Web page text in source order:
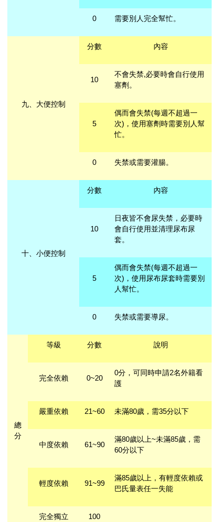
0 需要別人完全幫忙。
九、 大便控制
分數 內容
10
不會失禁,必要時會自行使用
塞劑。
5
偶而會失禁(每週不超過一
次)，使用塞劑時需要別人幫
忙。
0 失禁或需要灌腸。
十、 小便控制
分數 內容
10
日夜皆不會尿失禁，必要時
會自行使用並清理尿布尿
套。
5
偶而會失禁(每週不超過一
次)，使用尿布尿套時需要別
人幫忙。
0 失禁或需要導尿。
總
分
等級 分數 說明
完全依賴 0~20
0分，可同時申請2名外籍看
護
嚴重依賴 21~60 未滿80歲，需35分以下
中度依賴 61~90
滿80歲以上~未滿85歲，需
60分以下
輕度依賴 91~99
滿85歲以上，有輕度依賴或
巴氏量表任一失能
完全獨立 100